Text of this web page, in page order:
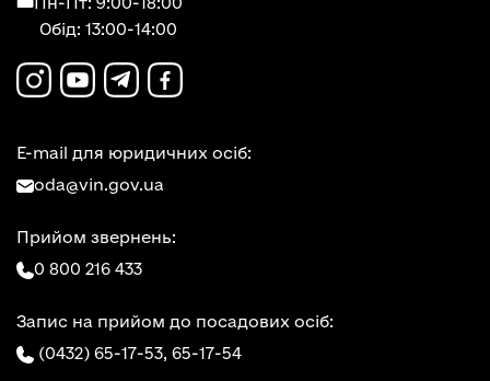
Обід: 13:00-14:00
E-mail для юридичних осіб:
oda@vin.gov.ua
Прийом звернень:
0 800 216 433
Запис на прийом до посадових осіб:
(0432) 65-17-53, 65-17-54